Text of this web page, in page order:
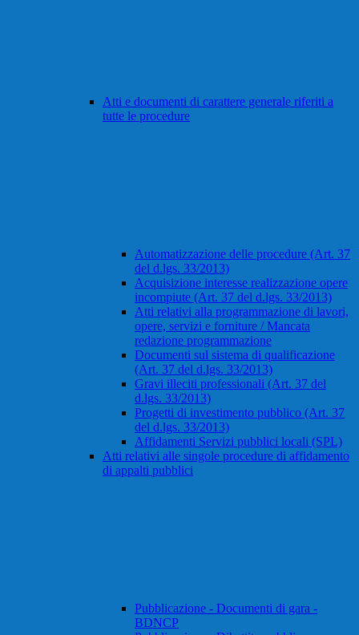
Atti e documenti di carattere generale riferiti a
tutte le procedure
Automatizzazione delle procedure (Art. 37
del d.lgs. 33/2013)
Acquisizione interesse realizzazione opere
incompiute (Art. 37 del d.lgs. 33/2013)
Atti relativi alla programmazione di lavori,
opere, servizi e forniture / Mancata
redazione programmazione
Documenti sul sistema di qualificazione
(Art. 37 del d.lgs. 33/2013)
Gravi illeciti professionali (Art. 37 del
d.lgs. 33/2013)
Progetti di investimento pubblico (Art. 37
del d.lgs. 33/2013)
Affidamenti Servizi pubblici locali (SPL)
Atti relativi alle singole procedure di affidamento
di appalti pubblici
Pubblicazione - Documenti di gara -
BDNCP